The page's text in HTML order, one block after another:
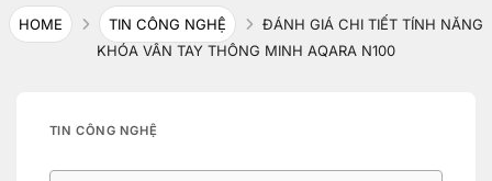
HOME TIN CÔNG NGHỆ
ĐÁNH GIÁ CHI TIẾT TÍNH NĂNG
KHÓA VÂN TAY THÔNG MINH AQARA N100
TIN CÔNG NGHỆ